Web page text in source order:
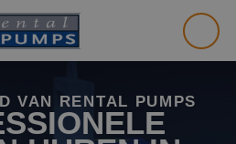
VAN RENTAL PUMPS